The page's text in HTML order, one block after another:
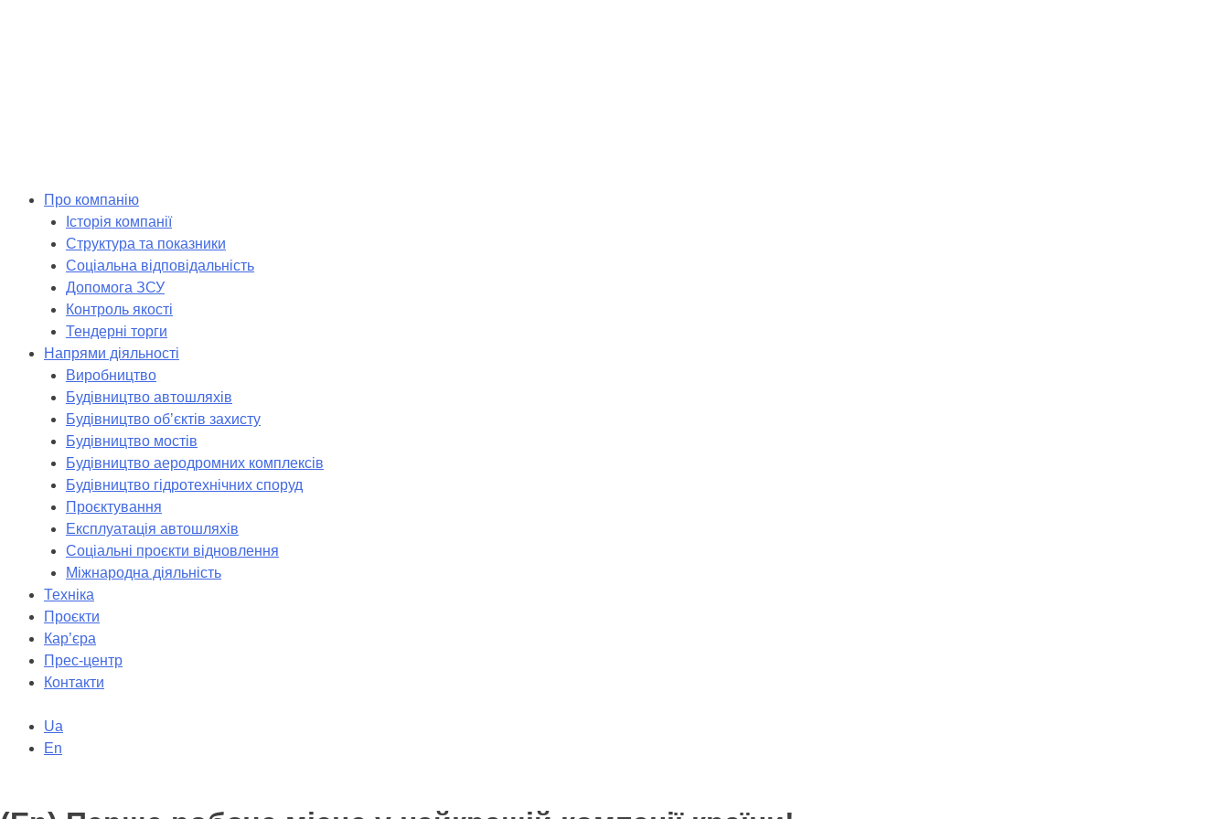
Про компанію
Історія компанії
Структура та показники
Соціальна відповідальність
Допомога ЗСУ
Контроль якості
Тендерні торги
Напрями діяльності
Виробництво
Будівництво автошляхів
Будівництво обʼєктів захисту
Будівництво мостів
Будівництво аеродромних комплексів
Будівництво гідротехнічних споруд
Проєктування
Експлуатація автошляхів
Соціальні проєкти відновлення
Міжнародна діяльність
Техніка
Проєкти
Кар’єра
Прес-центр
Контакти
Ua
En